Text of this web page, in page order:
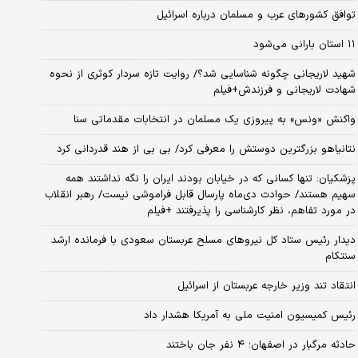
توافق کشورهای عرب و مسلمان درباره اسرائیل
۱۱ استان بارانی می‌شود
شهید لاریجانی چگونه شناسایی شد؟/ روایت تازه سردار کوثری از نحوه
شهادت لاریجانی و فرزندش+فیلم
واکنش «ونس» به پیروزی یک مسلمان در انتخابات مقدماتی سنا
نتانیاهو بزرگترین دوستش را معرفی کرد/ بی بی از هند قدردانی کرد
پزشکیان: تنها کسانی که در خیابان بودند ایران را نگه نداشتند همه
سهیم هستند/ حوادث دی‌ماه پارسال قابل فراموشی نیست/ رهبر انقلاب
در مورد تفاهم، نظر کارشناسی را پذیرفتند +فیلم
دیدار رئیس ستاد کل نیروهای مسلح عربستان سعودی با فرمانده ارشد
سنتکام
انتقاد تند وزیر خارجه عربستان از اسرائیل
رئیس کمیسیون امنیت ملی به آمریکا هشدار داد
حادثه مرگبار در اصفهان؛ ۴ نفر جان باختند